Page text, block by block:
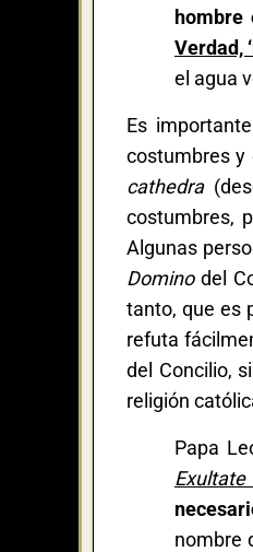
hombre
Verdad,
el agua
Es
costumbres y
cathedra
costumbres,
Algunas
Dominodel
tanto, que es
refuta
del Concilio,
religión
Papa
Exultate
nombre